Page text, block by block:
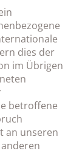
dies der
im Übrigen
betroffene
an unseren